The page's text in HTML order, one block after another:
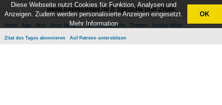
www.likemonster.de // Sprüche und Zitate
Home App Quiz Neue Sprüche Beliebte Sprüche Themen Lustige Witze
Zitat des Tages abonnieren Auf Patreon unterstützen
Diese Webseite nutzt Cookies für Funktion, Analysen und
Anzeigen. Zudem werden personalisierte Anzeigen eingesetzt.
Mehr Information
OK